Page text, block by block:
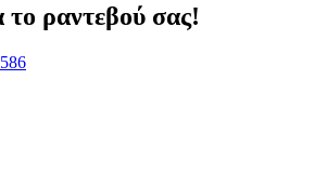
ραντεβού σας!